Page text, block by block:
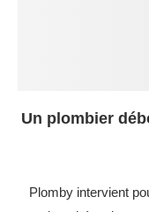
Un plombier
Plomby intervient